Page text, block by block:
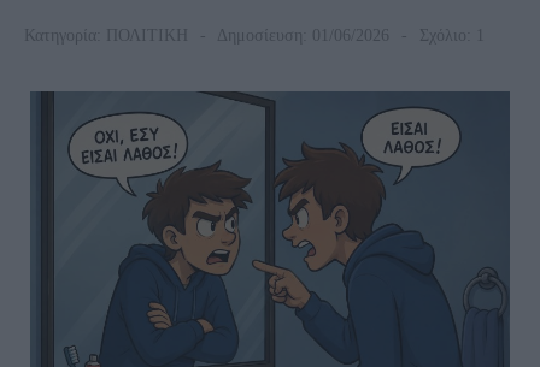
Κατηγορία: ΠΟΛΙΤΙΚΗ Δημοσίευση: 01/06/2026 Σχόλιο: 1